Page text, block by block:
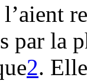
l’aient
par la
2.